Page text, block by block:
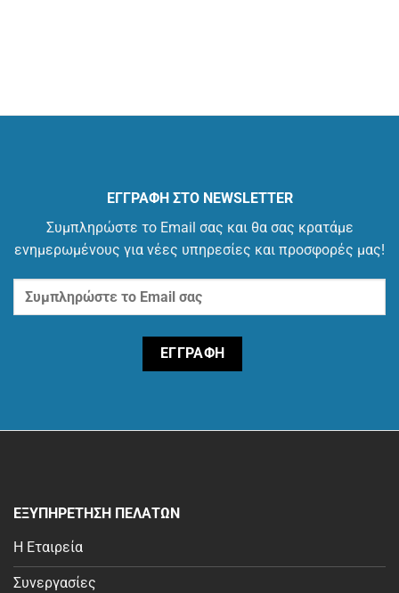
ΕΓΓΡΑΦΗ ΣΤΟ NEWSLETTER
Συμπληρώστε το Email σας και θα σας κρατάμε
ενημερωμένους για νέες υπηρεσίες και προσφορές μας!
ΕΞΥΠΗΡΕΤΗΣΗ ΠΕΛΑΤΩΝ
Η Εταιρεία
Συνεργασίες